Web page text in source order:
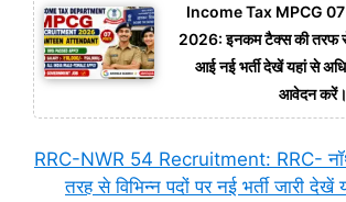
Income Tax MPCG
2026: इनकम टैक्स की तरफ से
आई नई भर्ती देखें यहां से
आवेदन करें।
RRC-NWR 54 Recruitment: RRC-
तरह से विभिन्न पदों पर नई भर्ती जारी